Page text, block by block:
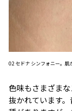
02 セドナ シンフォニー。肌
色味もさまざま
抜かれています